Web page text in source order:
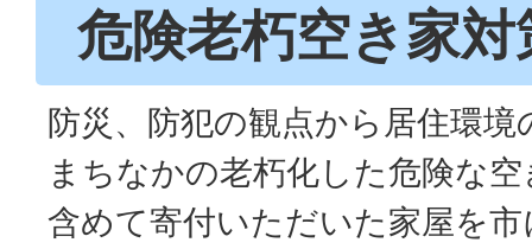
危険老朽空き家対
防災、防犯の観点から居住環
まちなかの老朽化した危険な
含めて寄付いただいた家屋を